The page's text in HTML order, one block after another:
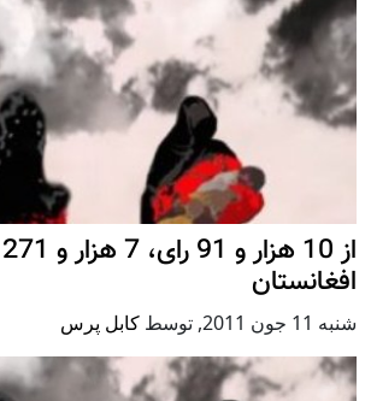
افغانستان
شنبه 11 جون 2011 , توسط کابل پرس